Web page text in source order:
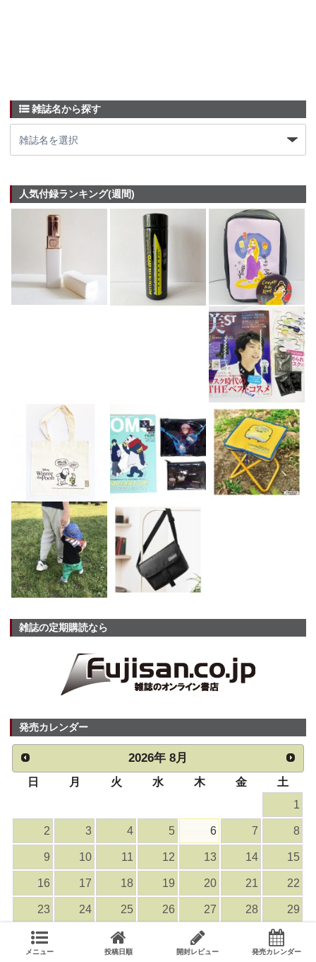
雑誌名から探す
人気付録ランキング(週間)
雑誌の定期購読なら
発売カレンダー
2026年 8月
日 月 火 水 木 金
土
1
2 3 4 5 6 7 8
9 10 11 12 13 14 15
16 17 18 19 20 21 22
23 24 25 26 27 28 29
30
メニュー 投稿日順 開封レビュー 発売カレンダー